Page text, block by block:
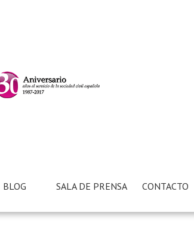
BLOG SALA DE PRENSA CONTACTO